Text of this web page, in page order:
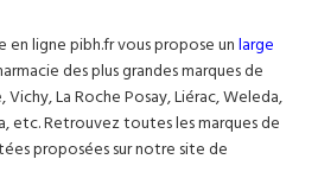
ligne pibh.fr vous propose unlarge
des plus grandes marques de
La Roche Posay, Liérac, Weleda,
etc. Retrouvez toutes les marques de
proposées sur notre site de